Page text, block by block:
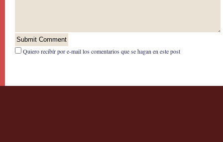
Quiero recibír por e-mail los comentarios que se hagan en este post